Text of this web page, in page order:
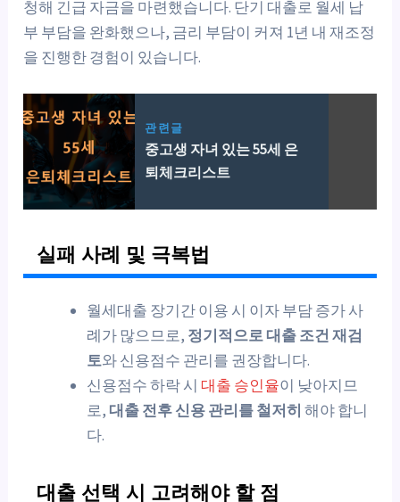
청해 긴급 자금을 마련했습니다. 단기 대출로 월세 납
부 부담을 완화했으나, 금리 부담이 커져 1년 내 재조정
을 진행한 경험이 있습니다.
관련글
중고생 자녀 있는 55세 은
퇴체크리스트
실패 사례 및 극복법
월세대출 장기간 이용 시 이자 부담 증가 사
례가 많으므로, 정기적으로 대출 조건 재검
토와 신용점수 관리를 권장합니다.
신용점수 하락 시대출 승인율이 낮아지므
로, 대출 전후 신용 관리를 철저히 해야 합니
다.
대출 선택 시 고려해야 할 점